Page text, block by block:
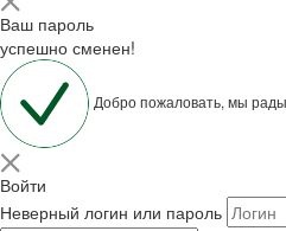
Ваш пароль
успешно сменен!
Добро пожаловать, мы
Войти
Неверный логин или пароль